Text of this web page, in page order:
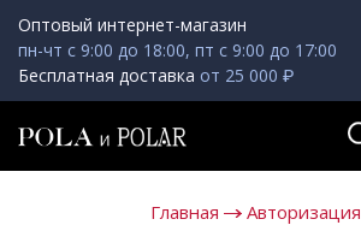
Оптовый интернет-магазин
пн-чт с 9:00 до 18:00, пт с 9:00 до 17:00
Бесплатная доставка от 25 000 ₽
Главная Авторизация